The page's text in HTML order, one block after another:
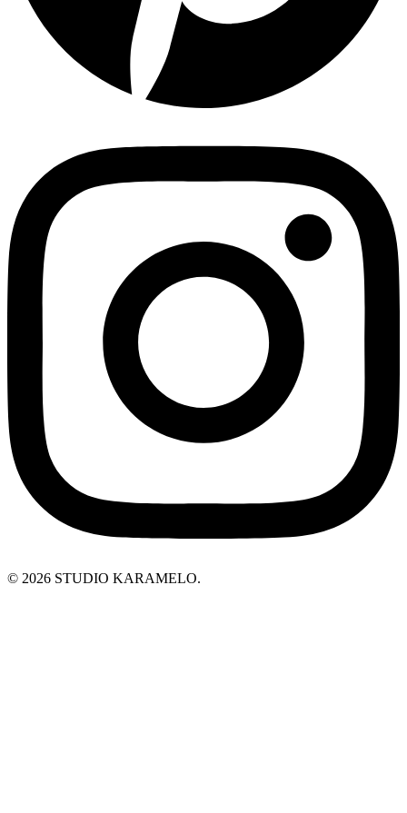
© 2026 STUDIO KARAMELO.